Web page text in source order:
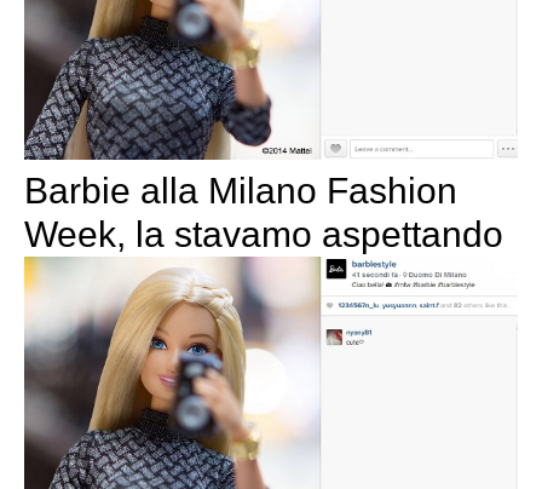
Barbie alla Milano Fashion
Week, la stavamo aspettando